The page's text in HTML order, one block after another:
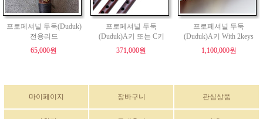
프로페셔널 두둑(Duduk)
전용리드
65,000원
프로페셔널 두둑
(Duduk)A키 또는 C키
371,000원
프로페셔널 두둑
(Duduk)A키 With 2keys
1,100,000원
마이페이지 장바구니 관심상품